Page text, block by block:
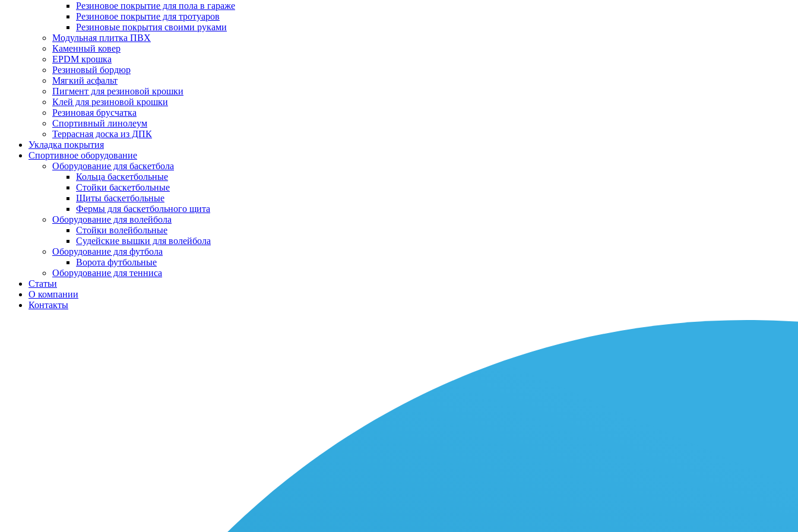
Резиновое покрытие для пола в гараже
Резиновое покрытие для тротуаров
Резиновые покрытия своими руками
Модульная плитка ПВХ
Каменный ковер
EPDM крошка
Резиновый бордюр
Мягкий асфальт
Пигмент для резиновой крошки
Клей для резиновой крошки
Резиновая брусчатка
Спортивный линолеум
Террасная доска из ДПК
Укладка покрытия
Спортивное оборудование
Оборудование для баскетбола
Кольца баскетбольные
Стойки баскетбольные
Щиты баскетбольные
Фермы для баскетбольного щита
Оборудование для волейбола
Стойки волейбольные
Судейские вышки для волейбола
Оборудование для футбола
Ворота футбольные
Оборудование для тенниса
Статьи
О компании
Контакты